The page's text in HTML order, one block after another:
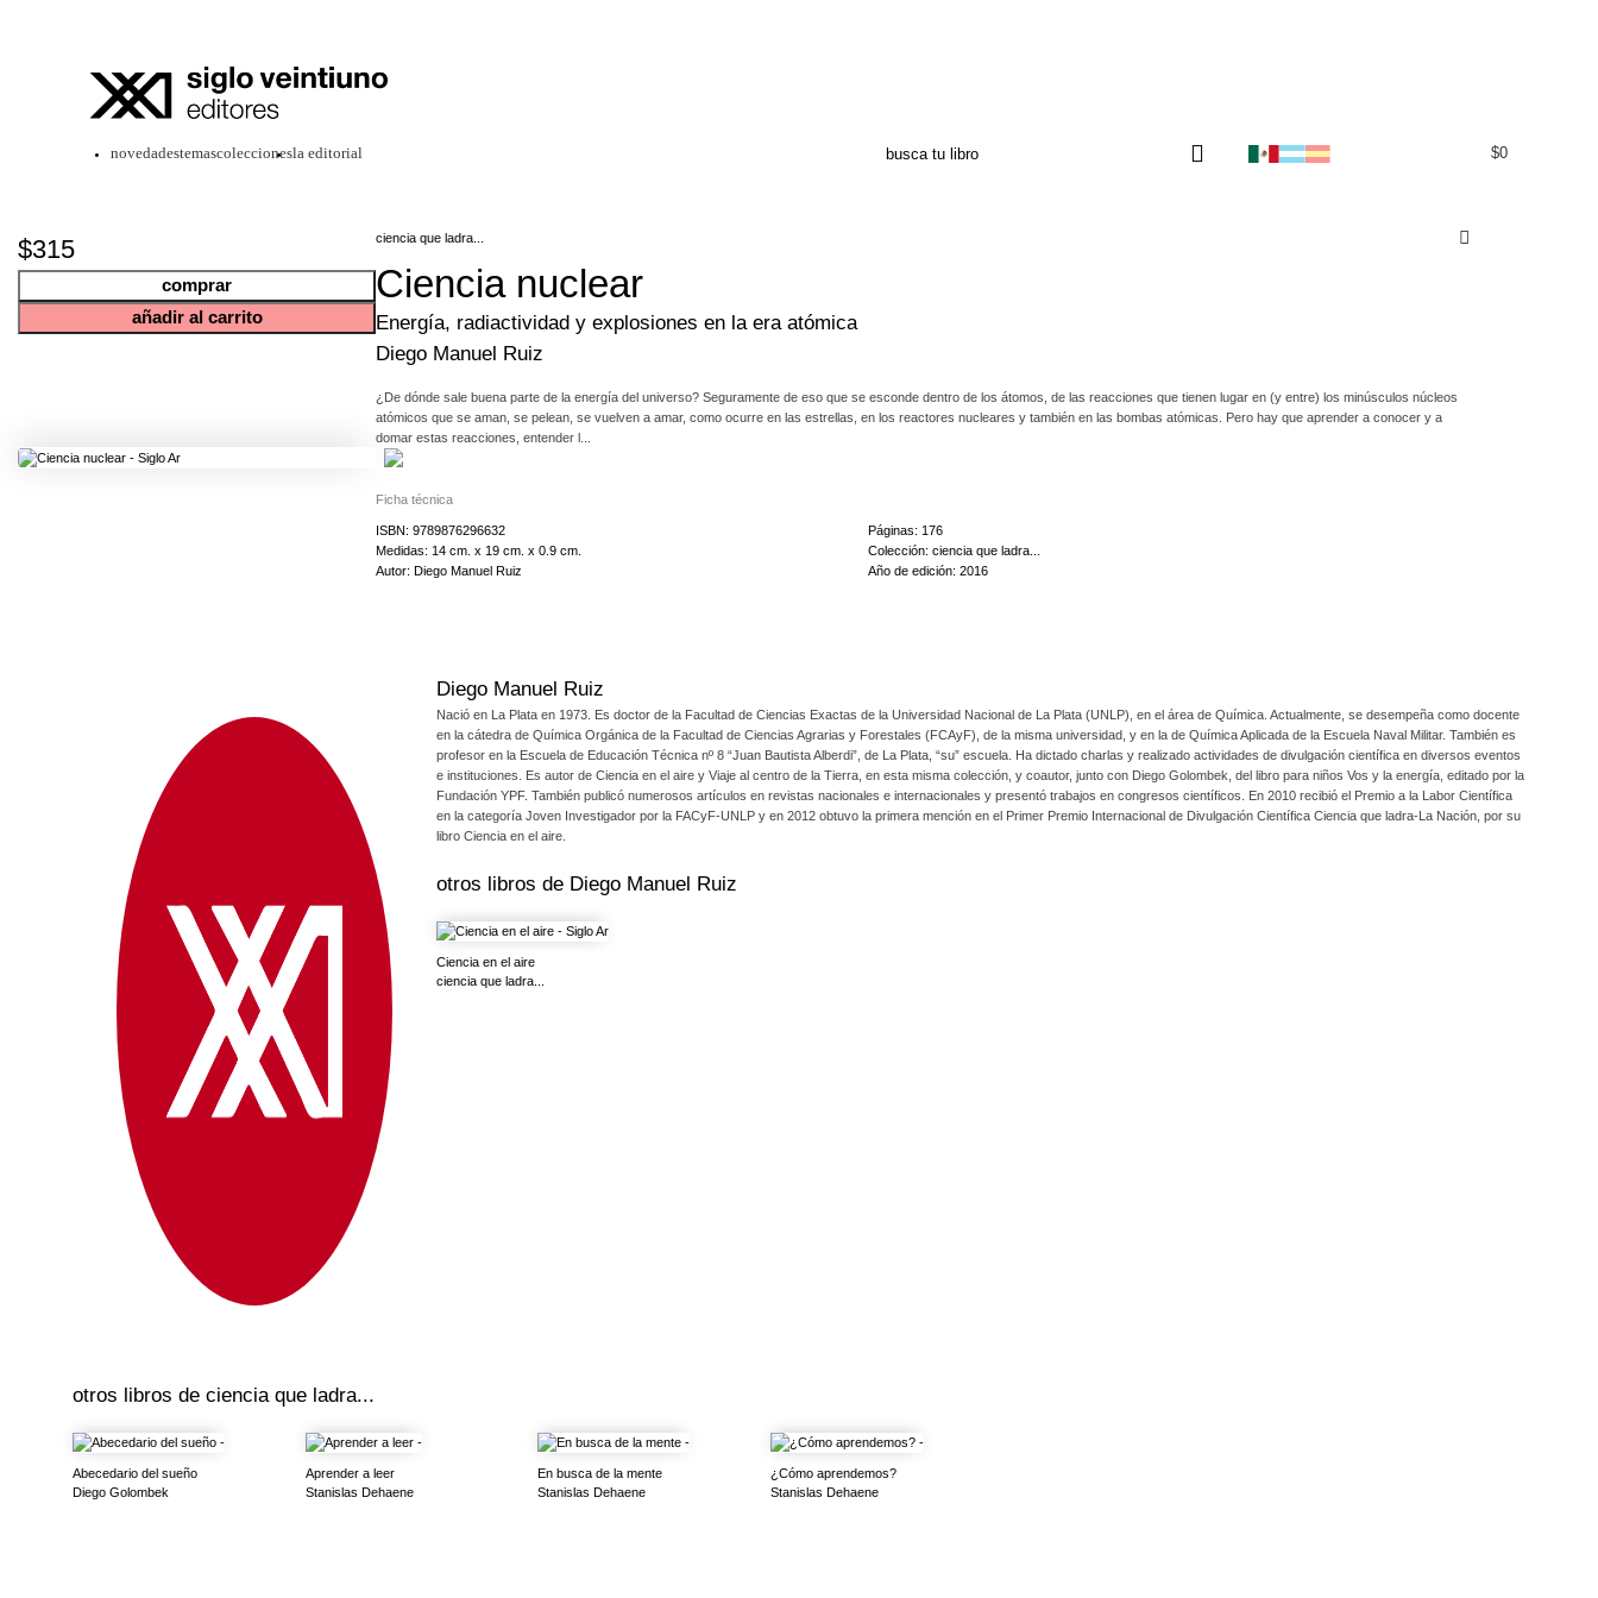
novedadestemascoleccionesla editorial $0
$315
añadir al carrito
comprar
ciencia que ladra...
Ciencia nuclear
Energía, radiactividad y explosiones en la era atómica
Diego Manuel Ruiz
¿De dónde sale buena parte de la energía del universo? Seguramente de eso que se esconde dentro de los átomos, de las reacciones que tienen lugar en (y entre) los minúsculos núcleos
atómicos que se aman, se pelean, se vuelven a amar, como ocurre en las estrellas, en los reactores nucleares y también en las bombas atómicas. Pero hay que aprender a conocer y a
domar estas reacciones, entender l...
Por estas páginas desfilan núcleos, protones, neutrones, electrones, reacciones radiactivas e isótopos saltarines, fusiones y fisiones. Pero también hay pesquisas detectivescas, historias
del vaquero John Wayne, bikinis explosivas, espías envenenados, bombas imaginarias que hacen blanco en el Obelisco de Buenos Aires, reactores que se portan mal. En resumen, una
verdadera biografía de la era atómica que nos toca vivir desde mediados del siglo XX, contada por Diego Ruiz con la misma dosis de rigor y de literatura, de conocimiento y de pasión.
Bienvenidos al átomo, su núcleo, sus cambios y sus secretos, que en este libro se revelan con luz cegadora.
Ficha técnica
ISBN: 9789876296632
Páginas: 176
Medidas: 14 cm. x 19 cm. x 0.9 cm.
Colección: ciencia que ladra...
Autor: Diego Manuel Ruiz
Año de edición: 2016
Diego Manuel Ruiz
Nació en La Plata en 1973. Es doctor de la Facultad de Ciencias Exactas de la Universidad Nacional de La Plata (UNLP), en el área de Química. Actualmente, se desempeña como docente
en la cátedra de Química Orgánica de la Facultad de Ciencias Agrarias y Forestales (FCAyF), de la misma universidad, y en la de Química Aplicada de la Escuela Naval Militar. También es
profesor en la Escuela de Educación Técnica nº 8 “Juan Bautista Alberdi”, de La Plata, “su” escuela. Ha dictado charlas y realizado actividades de divulgación científica en diversos eventos
e instituciones. Es autor de Ciencia en el aire y Viaje al centro de la Tierra, en esta misma colección, y coautor, junto con Diego Golombek, del libro para niños Vos y la energía, editado por la
Fundación YPF. También publicó numerosos artículos en revistas nacionales e internacionales y presentó trabajos en congresos científicos. En 2010 recibió el Premio a la Labor Científica
en la categoría Joven Investigador por la FACyF-UNLP y en 2012 obtuvo la primera mención en el Primer Premio Internacional de Divulgación Científica Ciencia que ladra-La Nación, por su
libro Ciencia en el aire.
otros libros de Diego Manuel Ruiz
Ciencia en el aire
ciencia que ladra...
otros libros de ciencia que ladra...
Abecedario del sueño
Diego Golombek
Aprender a leer
Stanislas Dehaene
En busca de la mente
Stanislas Dehaene
¿Cómo aprendemos?
Stanislas Dehaene